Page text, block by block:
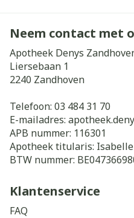
Neem contact met
Apotheek Denys
Liersebaan 1
2240 Zandhoven
Telefoon: 03 484 31 70
E-mailadres:
APB nummer: 116301
Apotheek titularis:
BTW nummer:
Klantenservice
FAQ